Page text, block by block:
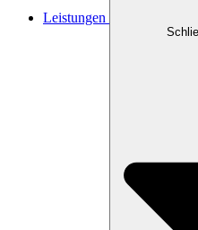
Leistungen